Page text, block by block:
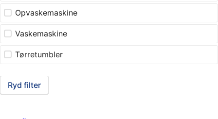
Opvaskemaskine
Vaskemaskine
Tørretumbler
Ryd filter